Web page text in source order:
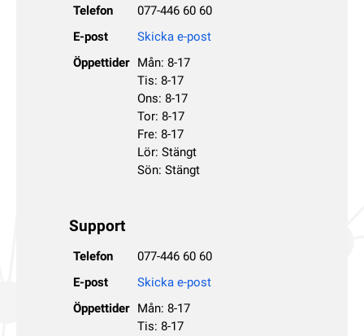
Telefon 077-446 60 60
E-post Skicka e-post
Öppettider
Mån: 8-17
Tis: 8-17
Ons: 8-17
Tor: 8-17
Fre: 8-17
Lör: Stängt
Sön: Stängt
Support
Telefon 077-446 60 60
E-post Skicka e-post
Öppettider
Mån: 8-17
Tis: 8-17